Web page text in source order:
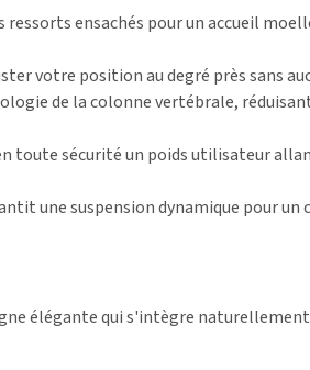
ensachés pour un accueil
votre position au degré près sans
de la colonne vertébrale,
toute sécurité un poids utilisateur
une suspension dynamique pour un
élégante qui s'intègre